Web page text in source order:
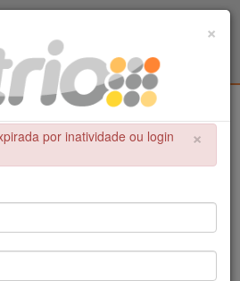
- COPPE / UFRJ
×
A OPERAÇÃO
por inatividade ou login não
×
×
por inatividade ou login